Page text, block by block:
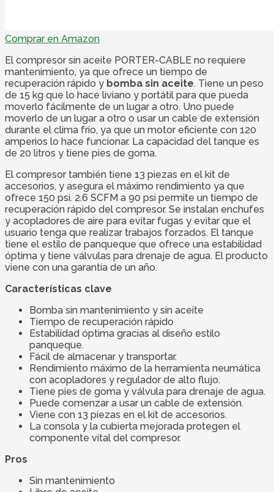
Comprar en Amazon
El compresor sin aceite PORTER-CABLE no requiere
mantenimiento, ya que ofrece un tiempo de
recuperación rápido y bomba sin aceite. Tiene un peso
de 15 kg que lo hace liviano y portátil para que pueda
moverlo fácilmente de un lugar a otro. Uno puede
moverlo de un lugar a otro o usar un cable de extensión
durante el clima frío, ya que un motor eficiente con 120
amperios lo hace funcionar. La capacidad del tanque es
de 20 litros y tiene pies de goma.
El compresor también tiene 13 piezas en el kit de
accesorios, y asegura el máximo rendimiento ya que
ofrece 150 psi. 2.6 SCFM a 90 psi permite un tiempo de
recuperación rápido del compresor. Se instalan enchufes
y acopladores de aire para evitar fugas y evitar que el
usuario tenga que realizar trabajos forzados. El tanque
tiene el estilo de panqueque que ofrece una estabilidad
óptima y tiene válvulas para drenaje de agua. El producto
viene con una garantía de un año.
Características clave
Bomba sin mantenimiento y sin aceite
Tiempo de recuperación rápido
Estabilidad óptima gracias al diseño estilo
panqueque.
Fácil de almacenar y transportar.
Rendimiento máximo de la herramienta neumática
con acopladores y regulador de alto flujo.
Tiene pies de goma y válvula para drenaje de agua.
Puede comenzar a usar un cable de extensión.
Viene con 13 piezas en el kit de accesorios.
La consola y la cubierta mejorada protegen el
componente vital del compresor.
Pros
Sin mantenimiento